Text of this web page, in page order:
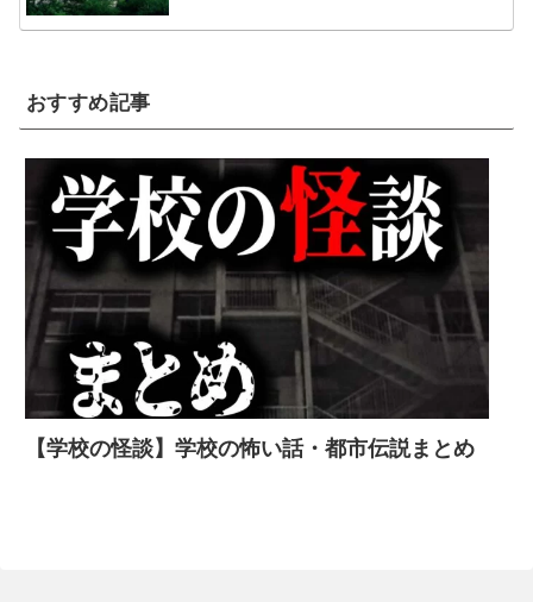
おすすめ記事
【学校の怪談】学校の怖い話・都市伝説まとめ